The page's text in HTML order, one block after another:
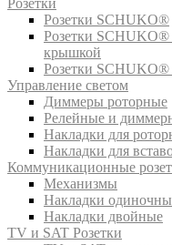
Розетки
Розетки SCHUKO®
Розетки SCHUKO®
крышкой
Розетки
Управление светом
Диммеры роторные
Релейные и
Накладки для
Накладки для
Коммуникационные
Механизмы
Накладки
Накладки двойные
TV и SAT Розетки